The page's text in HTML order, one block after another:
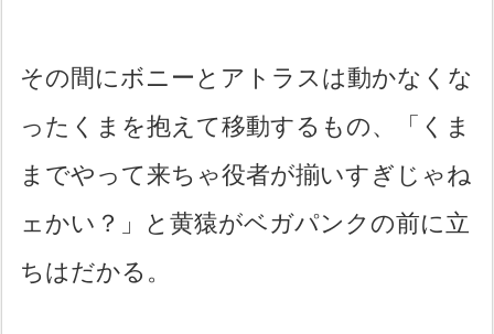
その間にボニーとアトラスは動かなくな
ったくまを抱えて移動するもの、「くま
までやって来ちゃ役者が揃いすぎじゃね
ェかい？」と黄猿がベガパンクの前に立
ちはだかる。